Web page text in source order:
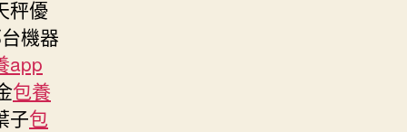
秤優
機器
app
包養
子包